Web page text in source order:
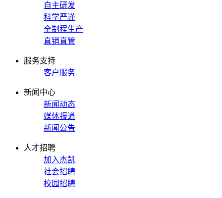
自主研发
科学严谨
全制程生产
直销直管
服务支持
客户服务
新闻中心
新闻动态
媒体报道
新闻公告
人才招聘
加入杰凯
社会招聘
校园招聘